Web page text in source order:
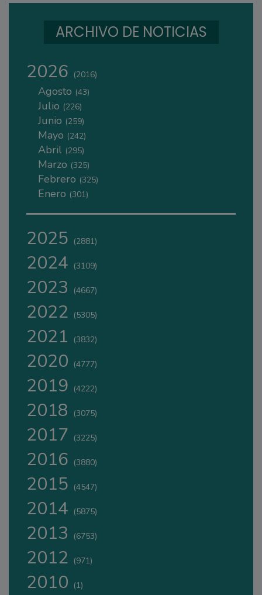
ARCHIVO DE NOTICIAS
2026 (2016)
Agosto (43)
Julio (226)
Junio (259)
Mayo (242)
Abril (295)
Marzo (325)
Febrero (325)
Enero (301)
2025 (2881)
2024 (3109)
2023 (4667)
2022 (5305)
2021 (3832)
2020 (4777)
2019 (4222)
2018 (3075)
2017 (3225)
2016 (3880)
2015 (4547)
2014 (5875)
2013 (6753)
2012 (971)
2010 (1)